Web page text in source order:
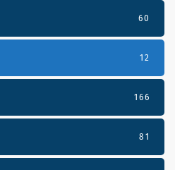
60
12
166
81